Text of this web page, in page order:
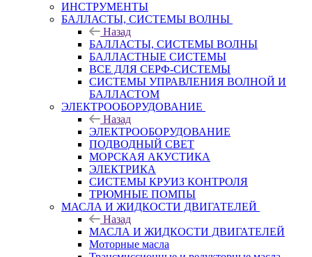
ИНСТРУМЕНТЫ
БАЛЛАСТЫ, СИСТЕМЫ ВОЛНЫ
Назад
БАЛЛАСТЫ, СИСТЕМЫ ВОЛНЫ
БАЛЛАСТНЫЕ СИСТЕМЫ
ВСЕ ДЛЯ СЕРФ-СИСТЕМЫ
СИСТЕМЫ УПРАВЛЕНИЯ ВОЛНОЙ И
БАЛЛАСТОМ
ЭЛЕКТРООБОРУДОВАНИЕ
Назад
ЭЛЕКТРООБОРУДОВАНИЕ
ПОДВОДНЫЙ СВЕТ
МОРСКАЯ АКУСТИКА
ЭЛЕКТРИКА
СИСТЕМЫ КРУИЗ КОНТРОЛЯ
ТРЮМНЫЕ ПОМПЫ
МАСЛА И ЖИДКОСТИ ДВИГАТЕЛЕЙ
Назад
МАСЛА И ЖИДКОСТИ ДВИГАТЕЛЕЙ
Моторные масла